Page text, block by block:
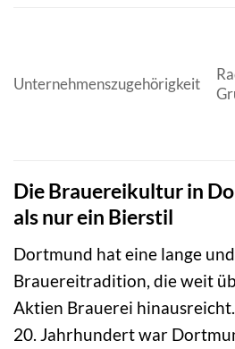
Unternehmenszugehörigkeit
Die Brauereikultur in
als nur ein Bierstil
Dortmund hat eine lange
Brauereitradition, die weit
Aktien Brauerei
20. Jahrhundert war